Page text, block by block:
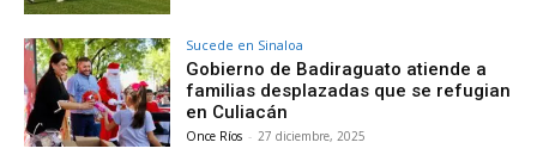
Sucede en Sinaloa
Gobierno de Badiraguato atiende a
familias desplazadas que se refugian
en Culiacán
Once Ríos - 27 diciembre, 2025